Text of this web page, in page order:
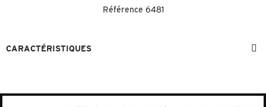
Référence 6481
CARACTÉRISTIQUES